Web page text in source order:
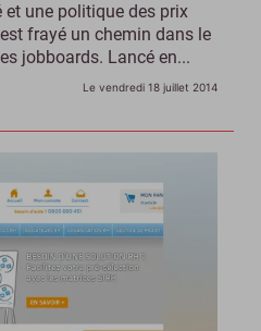
et une politique des prix
frayé un chemin dans le
jobboards. Lancé en...
Le vendredi 18 juillet 2014